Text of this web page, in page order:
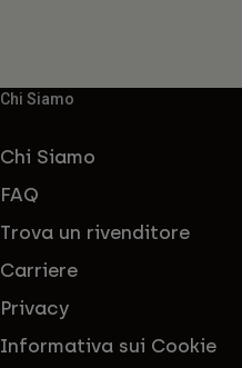
Chi Siamo
Chi Siamo
FAQ
Trova un rivenditore
Carriere
Privacy
Informativa sui Cookie